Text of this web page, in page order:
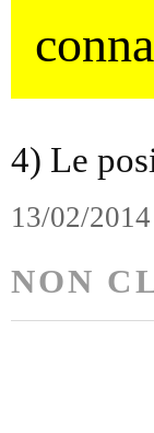
4) Le
13/02/2014
NON